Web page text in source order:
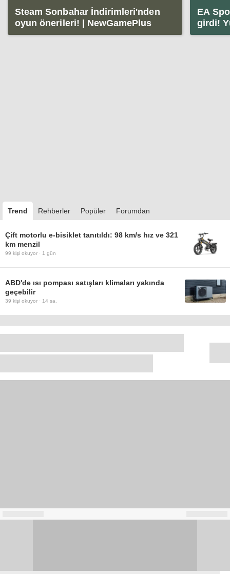
Steam Sonbahar İndirimleri'nden
oyun önerileri! | NewGamePlus
EA
girdi!
Trend Rehberler Popüler Forumdan
Çift motorlu e-bisiklet tanıtıldı: 98 km/s hız ve 321
km menzil
99 kişi okuyor · 1 gün
ABD'de ısı pompası satışları klimaları yakında
geçebilir
39 kişi okuyor · 14 sa.